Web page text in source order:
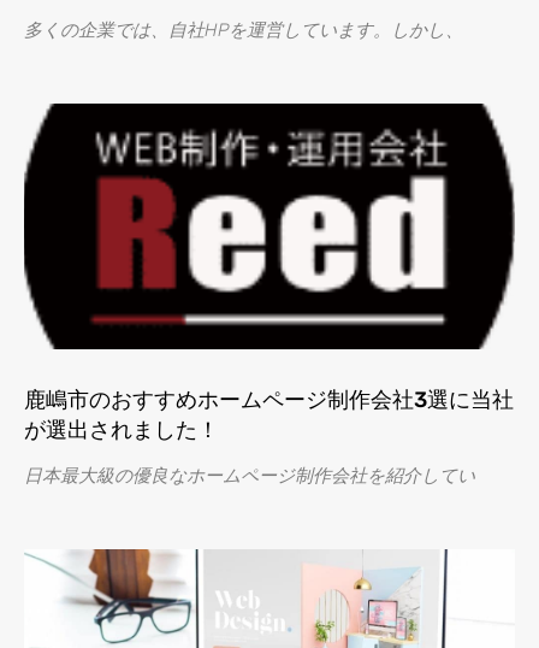
多くの企業では、自社HPを運営しています。しかし、
鹿嶋市のおすすめホームページ制作会社3選に当社
が選出されました！
日本最大級の優良なホームページ制作会社を紹介してい